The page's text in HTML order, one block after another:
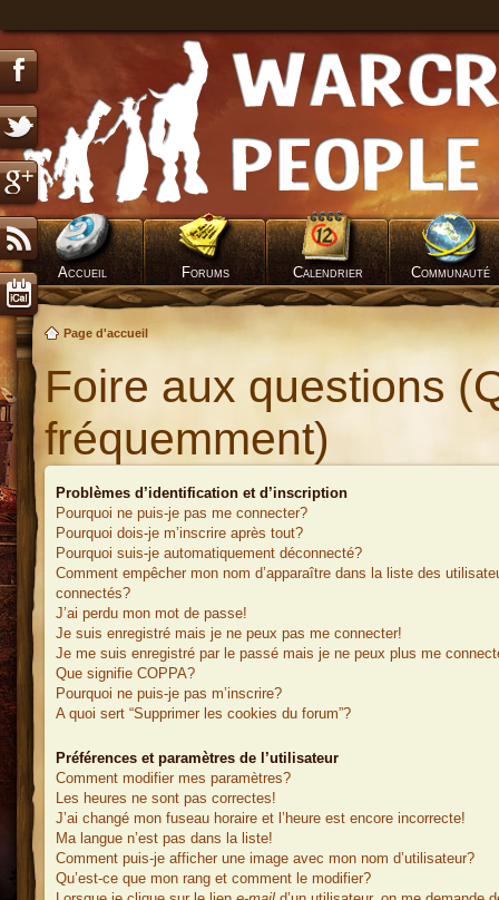
Accueil Forums Calendrier Communauté
Page d'accueil
Foire aux questions
fréquemment)
Problèmes d’identification et d’inscription
Pourquoi ne puis-je pas me connecter?
Pourquoi dois-je m’inscrire après tout?
Pourquoi suis-je automatiquement déconnecté?
Comment empêcher mon nom d’apparaître dans la liste des
connectés?
J’ai perdu mon mot de passe!
Je suis enregistré mais je ne peux pas me connecter!
Je me suis enregistré par le passé mais je ne peux plus me
Que signifie COPPA?
Pourquoi ne puis-je pas m’inscrire?
A quoi sert “Supprimer les cookies du forum”?
Préférences et paramètres de l’utilisateur
Comment modifier mes paramètres?
Les heures ne sont pas correctes!
J’ai changé mon fuseau horaire et l’heure est encore incorrecte!
Ma langue n’est pas dans la liste!
Comment puis-je afficher une image avec mon nom d’utilisateur?
Qu’est-ce que mon rang et comment le modifier?